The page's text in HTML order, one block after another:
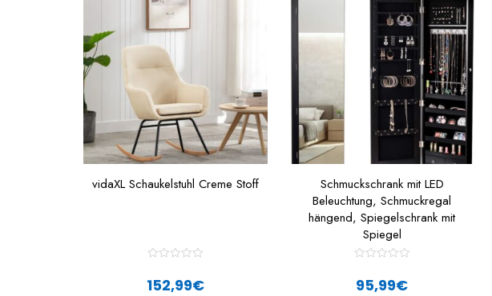
vidaXL Schaukelstuhl Creme Stoff
152,99€
Schmuckschrank mit LED
Beleuchtung, Schmuckregal
hängend, Spiegelschrank mit
Spiegel
t95,99€